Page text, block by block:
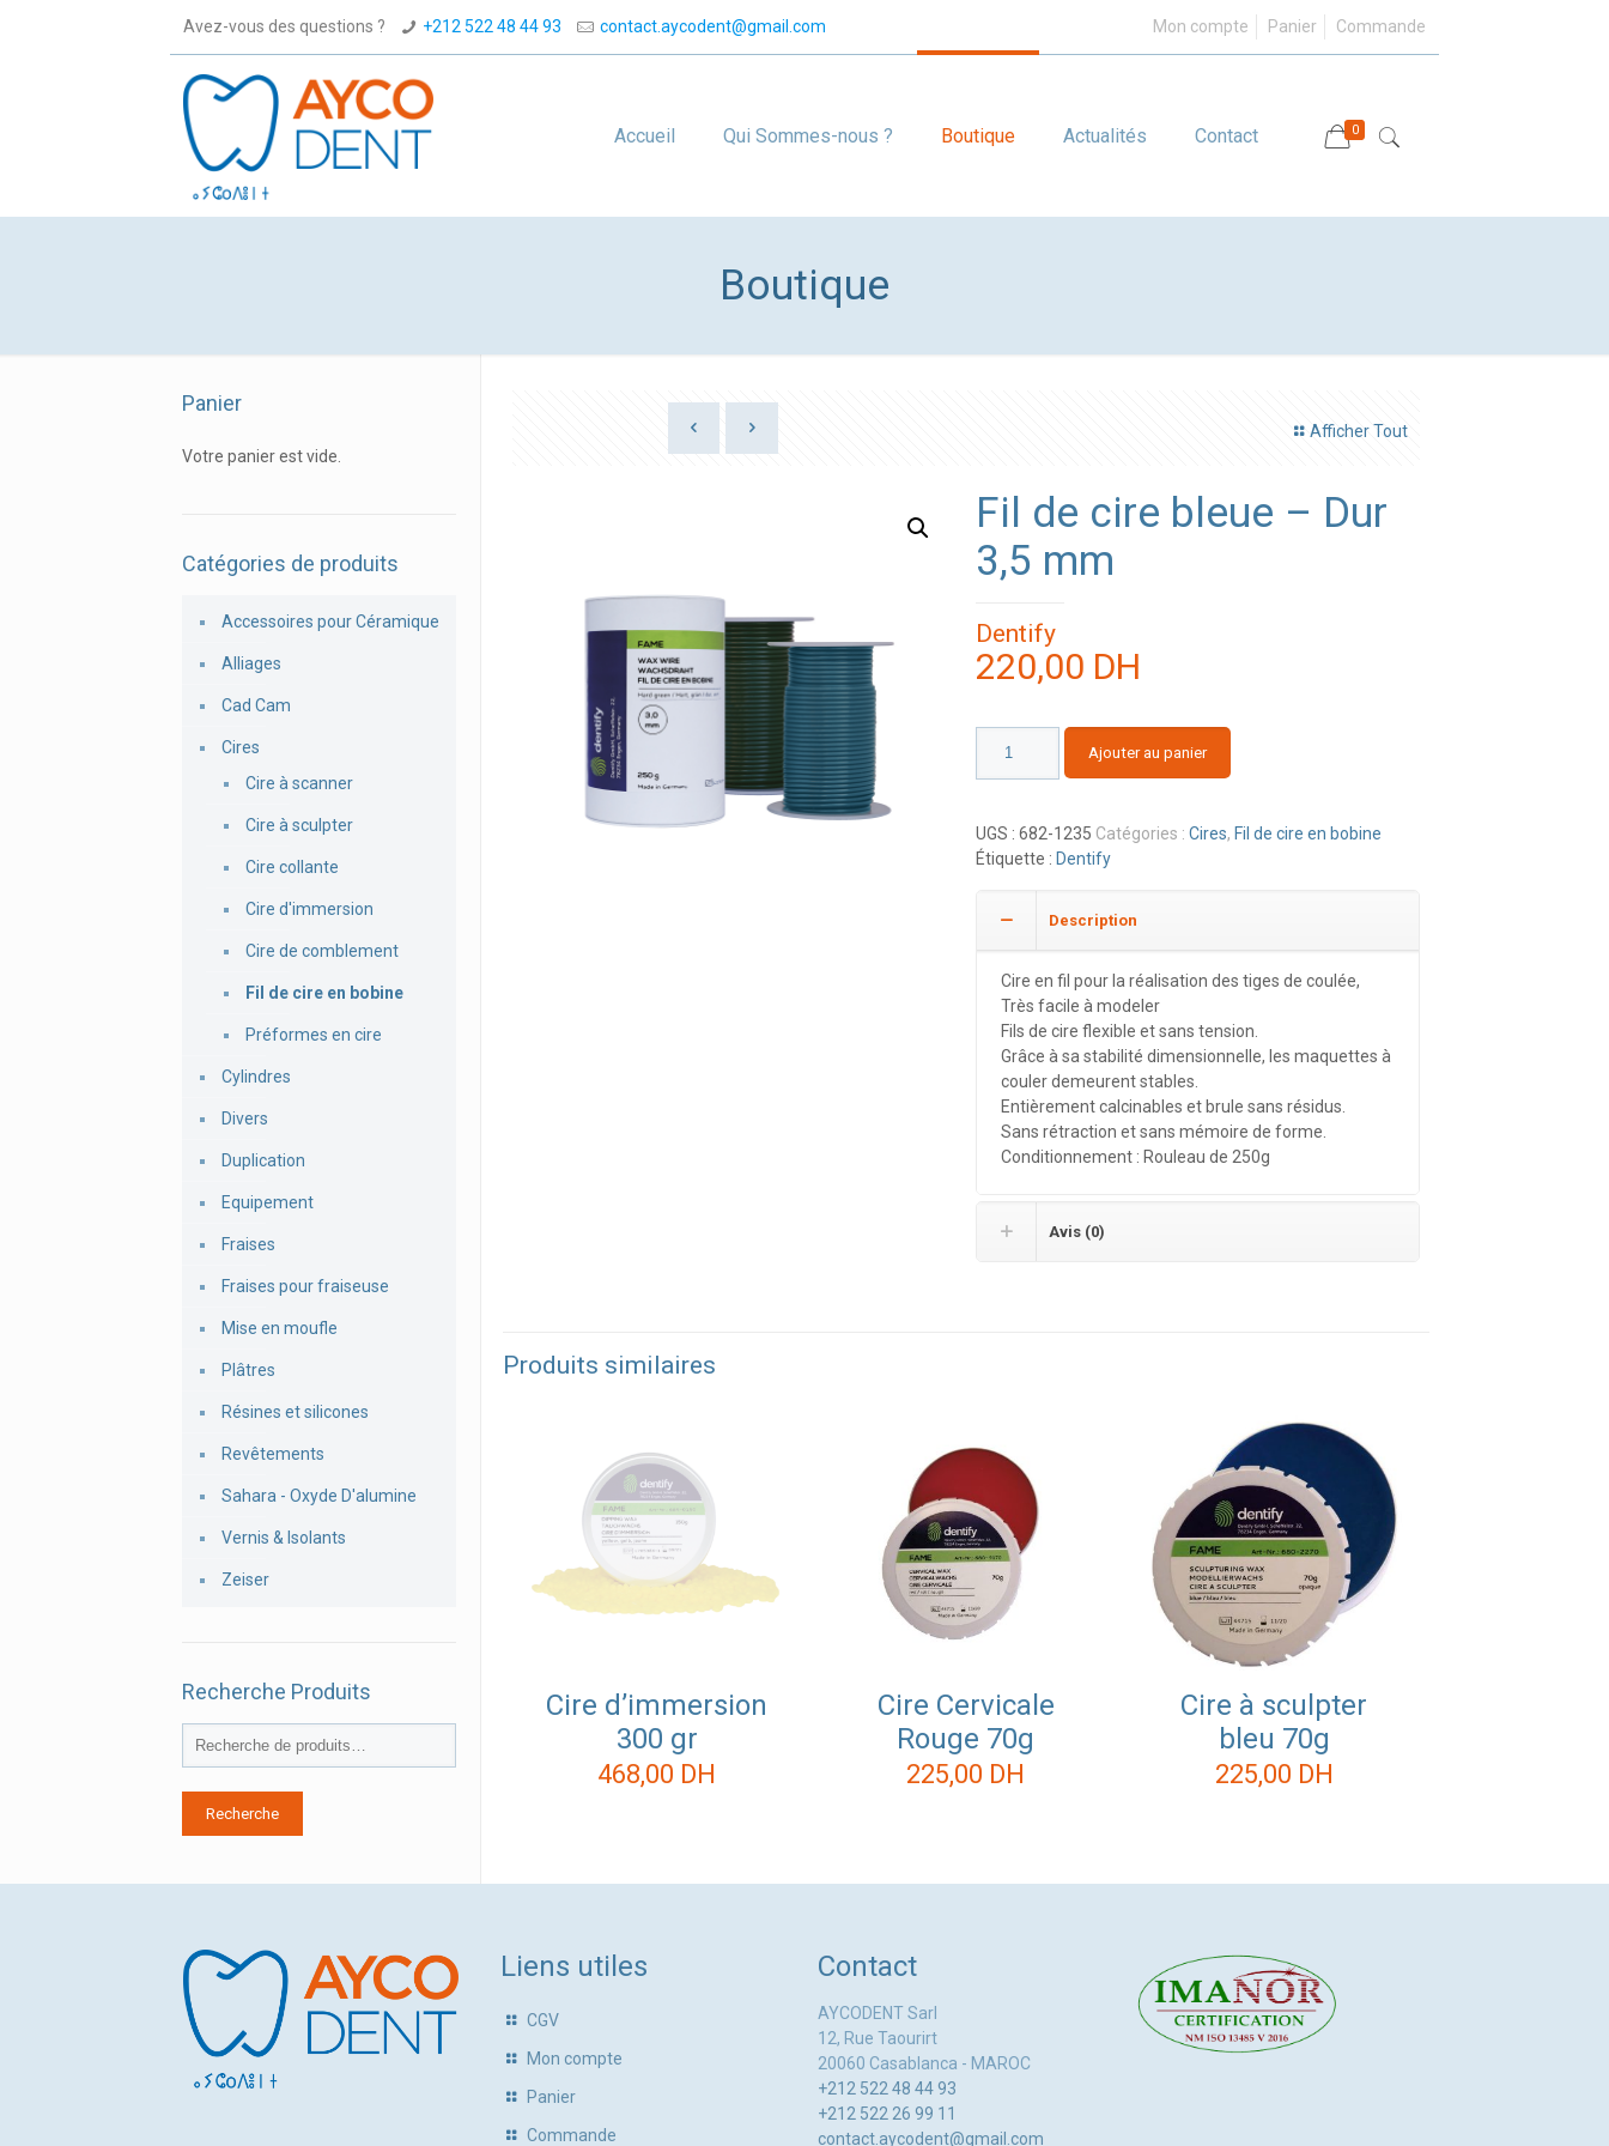
Avez-vous des questions ? +212 522 48 44 93 contact.aycodent@gmail.com Mon compte Panier Commande
Accueil Qui Sommes-nous ? Boutique Actualités Contact 0
Boutique
Afficher Tout
Fil de cire bleue – Dur
3,5 mm
Dentify
220,00 DH
cire
bleue
Ajouter au panier
UGS : 682-1235 Catégories : Cires, Fil de cire en bobine
Étiquette : Dentify
Description
Cire en fil pour la réalisation des tiges de coulée,
Très facile à modeler
Fils de cire flexible et sans tension.
Grâce à sa stabilité dimensionnelle, les maquettes à
couler demeurent stables.
Entièrement calcinables et brule sans résidus.
Sans rétraction et sans mémoire de forme.
Conditionnement : Rouleau de 250g
Avis (0)
Produits similaires
Cire d’immersion
300 gr
468,00 DH
Cire Cervicale
Rouge 70g
225,00 DH
Cire à sculpter
bleu 70g
225,00 DH
Panier
Votre panier est vide.
Catégories de produits
Accessoires pour Céramique
Alliages
Cad Cam
Cires
Cire à scanner
Cire à sculpter
Cire collante
Cire d'immersion
Cire de comblement
Fil de cire en bobine
Préformes en cire
Cylindres
Divers
Duplication
Equipement
Fraises
Fraises pour fraiseuse
Mise en moufle
Plâtres
Résines et silicones
Revêtements
Sahara - Oxyde D'alumine
Vernis & Isolants
Zeiser
Recherche Produits
Recherche
Liens utiles
CGV
Mon compte
Panier
Commande
Contact
AYCODENT Sarl
12, Rue Taourirt
20060 Casablanca - MAROC
+212 522 48 44 93
+212 522 26 99 11
contact.aycodent@gmail.com